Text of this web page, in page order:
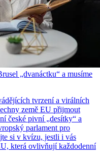
„dvanáctku“ a musíme
tvrzení a virálních
země EU přijmout
české pivní „desítky“ a
parlament pro
si v kvízu, jestli i vás
která ovlivňují každodenní